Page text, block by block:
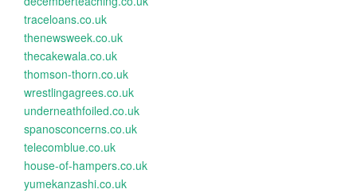
traceloans.co.uk
thenewsweek.co.uk
thecakewala.co.uk
thomson-thorn.co.uk
wrestlingagrees.co.uk
underneathfoiled.co.uk
spanosconcerns.co.uk
telecomblue.co.uk
house-of-hampers.co.uk
yumekanzashi.co.uk